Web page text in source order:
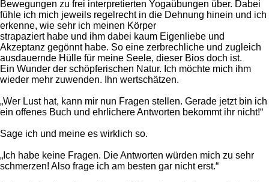
Bewegungen zu frei interpretierten Yogaübungen über. Dabei
fühle ich mich jeweils regelrecht in die Dehnung hinein und ich
erkenne, wie sehr ich meinen Körper
strapaziert habe und ihm dabei kaum Eigenliebe und
Akzeptanz gegönnt habe. So eine zerbrechliche und zugleich
ausdauernde Hülle für meine Seele, dieser Bios doch ist.
Ein Wunder der schöpferischen Natur. Ich möchte mich ihm
wieder mehr zuwenden. Ihn wertschätzen.
„Wer Lust hat, kann mir nun Fragen stellen. Gerade jetzt bin ich
ein offenes Buch und ehrlichere Antworten bekommt ihr nicht!“
Sage ich und meine es wirklich so.
„Ich habe keine Fragen. Die Antworten würden mich zu sehr
schmerzen! Also frage ich am besten gar nicht erst.“